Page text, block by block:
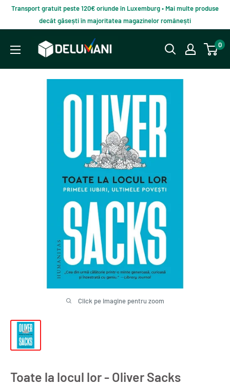
continut
Transport gratuit peste 120€ oriunde în Luxemburg • Mai multe produse
decât găsești în majoritatea magazinelor românești
Delumani
Magazin
0
Click pe imagine pentru zoom
Toate la locul lor - Oliver Sacks